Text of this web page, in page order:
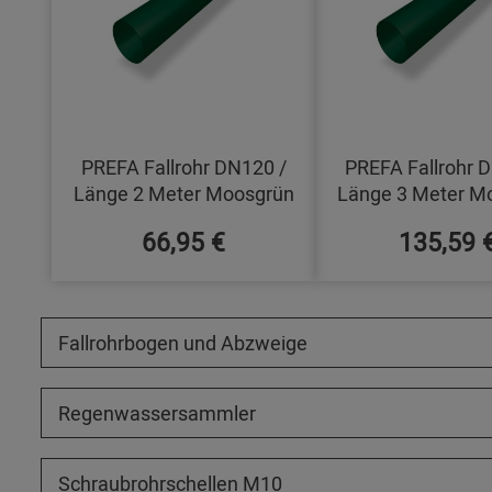
PREFA Fallrohr DN120 /
Länge 2 Meter Moosgrün
66,95 €
PREFA Fallrohr
Länge 3 Meter
135,59
Fallrohrbogen und Abzweige
Regenwassersammler
Schraubrohrschellen M10